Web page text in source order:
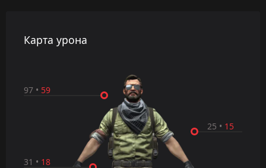
Карта урона
31 • 18
25 • 15
97 • 59